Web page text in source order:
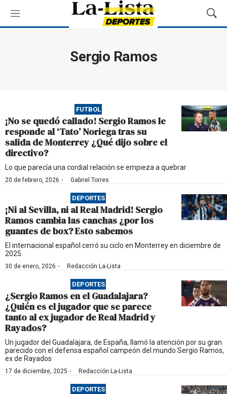
M
e
M
o
ú
s
q
u
Sergio Ramos
FUTBOL
¡No se quedó callado! Sergio Ramos le
responde al ‘Tato’ Noriega tras su
salida de Monterrey ¿Qué dijo sobre el
directivo?
Lo que parecía una cordial relación se empieza a quebrar
20 de febrero, 2026 · Gabriel Torres
DEPORTES
¡Ni al Sevilla, ni al Real Madrid! Sergio
Ramos cambia las canchas ¿por los
guantes de box? Esto sabemos
El internacional español cerró su ciclo en Monterrey en diciembre de
2025.
30 de enero, 2026 · Redacción La-Lista
DEPORTES
¿Sergio Ramos en el Guadalajara?
¿Quién es el jugador que se parece
tanto al ex jugador de Real Madrid y
Rayados?
Un jugador del Guadalajara, de España, llamó la atención por su gran
parecido con el defensa español campeón del mundo Sergio Ramos,
ex de Rayados
17 de diciembre, 2025 · Redacción La-Lista
DEPORTES